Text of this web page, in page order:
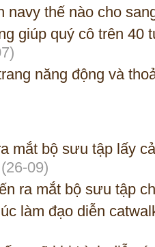
navy thế nào cho
giúp quý cô trên 40
năng động và
mắt bộ sưu tập lấy
(26-09)
ra mắt bộ sưu tập
làm đạo diễn